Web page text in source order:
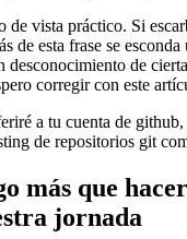
de vista práctico. Si
de esta frase se
desconocimiento de
corregir con este
a tu cuenta de
de repositorios git
más que
jornada